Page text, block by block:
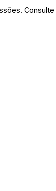
Consulte